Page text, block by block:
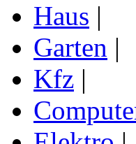
Haus |
Garten |
Kfz |